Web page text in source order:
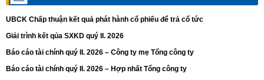
UBCK Chấp thuận kết quả phát hành cổ phiếu để trả cổ tức
Giải trình kết qủa SXKD quý II. 2026
Báo cáo tài chính quý II. 2026 – Công ty mẹ Tổng công ty
Báo cáo tài chính quý II. 2026 – Hợp nhất Tổng công ty